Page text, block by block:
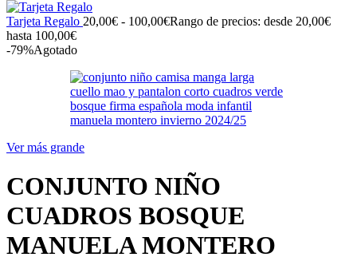
Tarjeta Regalo 20,00€ - 100,00€Rango de precios: desde 20,00€
hasta 100,00€
-79%Agotado
Ver más grande
CONJUNTO NIÑO
CUADROS BOSQUE
MANUELA MONTERO